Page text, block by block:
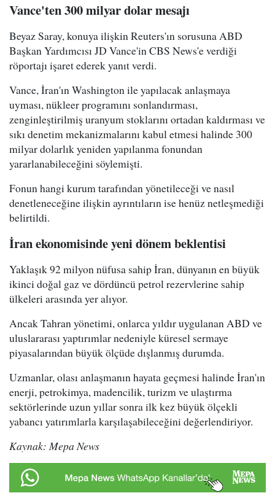
Vance'ten 300 milyar dolar mesajı
Beyaz Saray, konuya ilişkin Reuters'ın sorusuna ABD
Başkan Yardımcısı JD Vance'in CBS News'e verdiği
röportajı işaret ederek yanıt verdi.
Vance, İran'ın Washington ile yapılacak anlaşmaya
uyması, nükleer programını sonlandırması,
zenginleştirilmiş uranyum stoklarını ortadan kaldırması ve
sıkı denetim mekanizmalarını kabul etmesi halinde 300
milyar dolarlık yeniden yapılanma fonundan
yararlanabileceğini söylemişti.
Fonun hangi kurum tarafından yönetileceği ve nasıl
denetleneceğine ilişkin ayrıntıların ise henüz netleşmediği
belirtildi.
İran ekonomisinde yeni dönem beklentisi
Yaklaşık 92 milyon nüfusa sahip İran, dünyanın en büyük
ikinci doğal gaz ve dördüncü petrol rezervlerine sahip
ülkeleri arasında yer alıyor.
Ancak Tahran yönetimi, onlarca yıldır uygulanan ABD ve
uluslararası yaptırımlar nedeniyle küresel sermaye
piyasalarından büyük ölçüde dışlanmış durumda.
Uzmanlar, olası anlaşmanın hayata geçmesi halinde İran'ın
enerji, petrokimya, madencilik, turizm ve ulaştırma
sektörlerinde uzun yıllar sonra ilk kez büyük ölçekli
yabancı yatırımlarla karşılaşabileceğini değerlendiriyor.
Kaynak: Mepa News